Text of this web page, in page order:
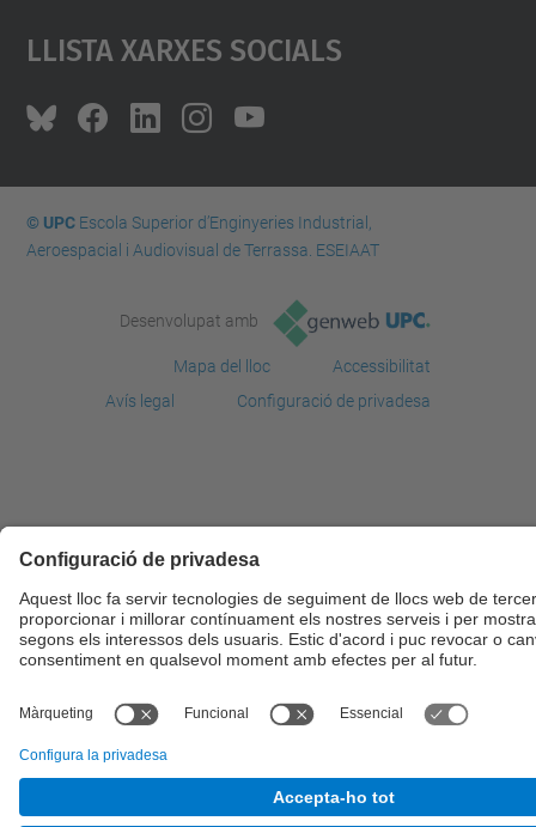
Llista Xarxes Socials
© UPCEscola Superior d’Enginyeries Industrial,
Aeroespacial i Audiovisual de Terrassa. ESEIAAT
Desenvolupat amb
Mapa del lloc
Accessibilitat
Avís legal
Configuració de privadesa